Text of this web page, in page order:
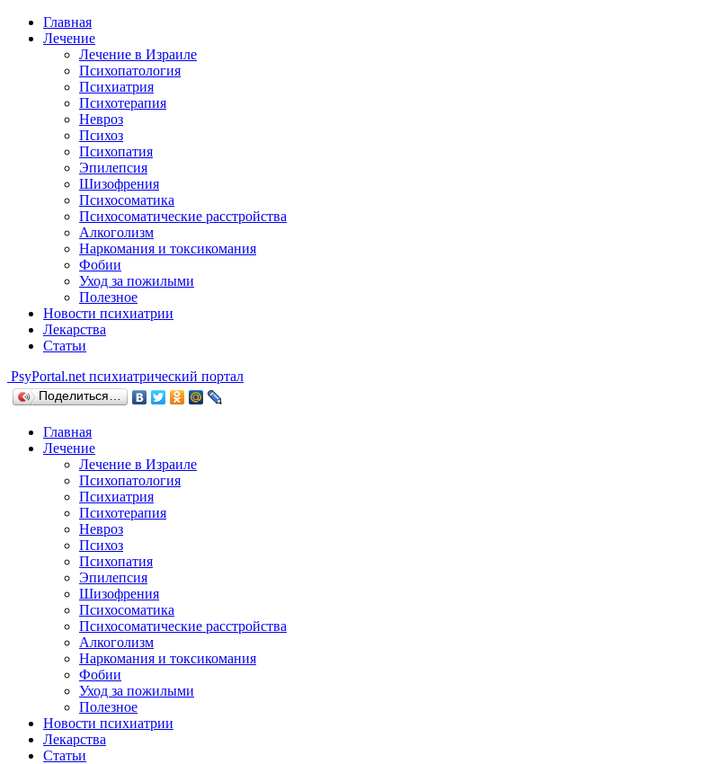
Главная
Лечение
Лечение в Израиле
Психопатология
Психиатрия
Психотерапия
Невроз
Психоз
Психопатия
Эпилепсия
Шизофрения
Психосоматика
Психосоматические расстройства
Алкоголизм
Наркомания и токсикомания
Фобии
Уход за пожилыми
Полезное
Новости психиатрии
Лекарства
Статьи
PsyPortal.net психиатрический портал
Поделиться…
Главная
Лечение
Лечение в Израиле
Психопатология
Психиатрия
Психотерапия
Невроз
Психоз
Психопатия
Эпилепсия
Шизофрения
Психосоматика
Психосоматические расстройства
Алкоголизм
Наркомания и токсикомания
Фобии
Уход за пожилыми
Полезное
Новости психиатрии
Лекарства
Статьи